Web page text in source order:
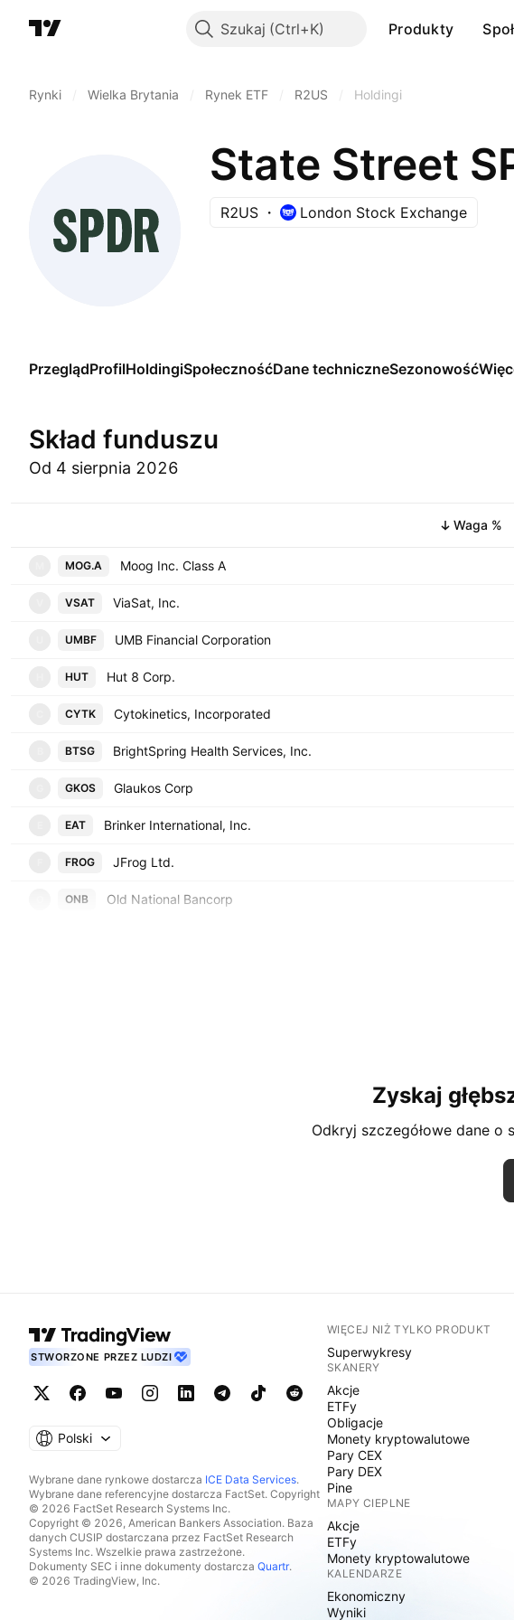
Szukaj Produkty
Rynki Wielka Brytania Rynek ETF R2US Holdingi
R2US London Stock Exchange
PrzeglądProfilHoldingiSpołecznośćDane techniczneSezonowość
Skład funduszu
Od 4 sierpnia 2026
Waga %
MOG.A Moog Inc. Class A
VSAT ViaSat, Inc.
UMBF UMB Financial Corporation
HUT Hut 8 Corp.
CYTK Cytokinetics, Incorporated
BTSG BrightSpring Health Services, Inc.
GKOS Glaukos Corp
EAT Brinker International, Inc.
FROG JFrog Ltd.
ONB Old National Bancorp
Zyskaj
Odkryj szczegółowe dane o
STWORZONE PRZEZ LUDZI
Polski
Wybrane dane rynkowe dostarcza ICE Data Services.
Wybrane dane referencyjne dostarcza FactSet. Copyright
© 2026 FactSet Research Systems Inc.
Copyright © 2026, American Bankers Association. Baza
danych CUSIP dostarczana przez FactSet Research
Systems Inc. Wszelkie prawa zastrzeżone.
Dokumenty SEC i inne dokumenty dostarcza Quartr.
© 2026 TradingView, Inc.
WIĘCEJ NIŻ TYLKO PRODUKT
Superwykresy
SKANERY
Akcje
ETFy
Obligacje
Monety kryptowalutowe
Pary CEX
Pary DEX
Pine
MAPY CIEPLNE
Akcje
ETFy
Monety kryptowalutowe
KALENDARZE
Ekonomiczny
Wyniki